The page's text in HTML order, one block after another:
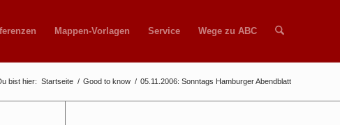
Mappen-Vorlagen Service Wege zu ABC
bist hier: Startseite / Good to know / 05.11.2006: Sonntags Hamburger Abendblatt